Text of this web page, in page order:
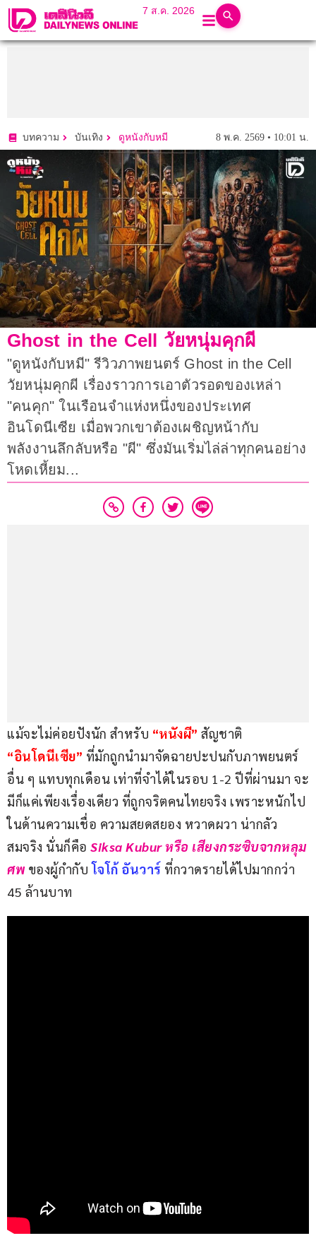
7 ส.ค. 2026
บทความ บันเทิง ดูหนังกับหมี 8 พ.ค. 2569 • 10:01 น.
Ghost in the Cell วัยหนุ่มคุกผี
"ดูหนังกับหมี" รีวิวภาพยนตร์ Ghost in the Cell
วัยหนุ่มคุกผี เรื่องราวการเอาตัวรอดของเหล่า
"คนคุก" ในเรือนจำแห่งหนึ่งของประเทศ
อินโดนีเซีย เมื่อพวกเขาต้องเผชิญหน้ากับ
พลังงานลึกลับหรือ "ผี" ซึ่งมันเริ่มไล่ล่าทุกคนอย่าง
โหดเหี้ยม...
แม้จะไม่ค่อยปังนัก สำหรับ “หนังผี” สัญชาติ
“อินโดนีเซีย” ที่มักถูกนำมาจัดฉายปะปนกับภาพยนตร์
อื่น ๆ แทบทุกเดือน เท่าที่จำได้ในรอบ 1-2 ปีที่ผ่านมา จะ
มีก็แค่เพียงเรื่องเดียว ที่ถูกจริตคนไทยจริง เพราะหนักไป
ในด้านความเชื่อ ความสยดสยอง หวาดผวา น่ากลัว
สมจริง นั่นก็คือ Siksa Kubur หรือ เสียงกระซิบจากหลุม
ศพ ของผู้กำกับ โจโก้ อันวาร์ ที่กวาดรายได้ไปมากกว่า
45 ล้านบาท